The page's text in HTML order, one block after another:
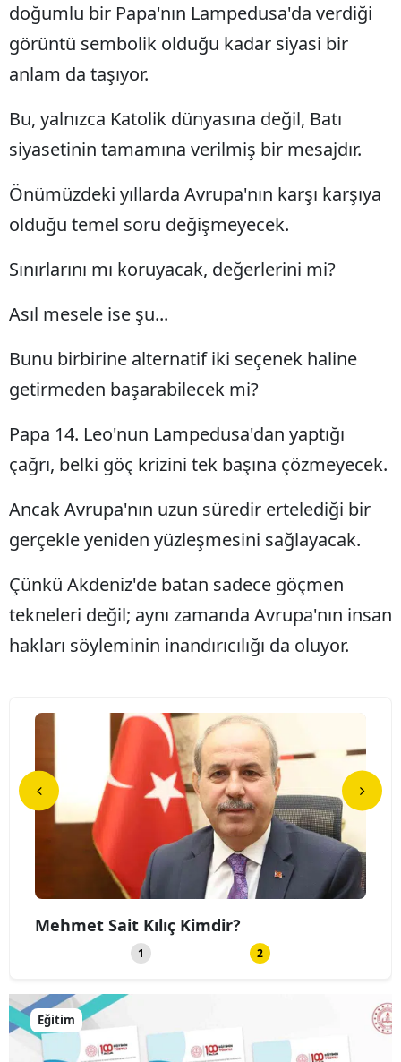
doğumlu bir Papa'nın Lampedusa'da verdiği
görüntü sembolik olduğu kadar siyasi bir
anlam da taşıyor.
Bu, yalnızca Katolik dünyasına değil, Batı
siyasetinin tamamına verilmiş bir mesajdır.
Önümüzdeki yıllarda Avrupa'nın karşı karşıya
olduğu temel soru değişmeyecek.
Sınırlarını mı koruyacak, değerlerini mi?
Asıl mesele ise şu...
Bunu birbirine alternatif iki seçenek haline
getirmeden başarabilecek mi?
Papa 14. Leo'nun Lampedusa'dan yaptığı
çağrı, belki göç krizini tek başına çözmeyecek.
Ancak Avrupa'nın uzun süredir ertelediği bir
gerçekle yeniden yüzleşmesini sağlayacak.
Çünkü Akdeniz'de batan sadece göçmen
tekneleri değil; aynı zamanda Avrupa'nın insan
hakları söyleminin inandırıcılığı da oluyor.
Mehmet Sait Kılıç Kimdir?
1 2
Eğitim